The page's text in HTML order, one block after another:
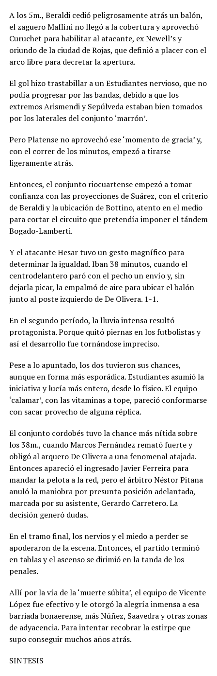
A los 5m., Beraldi cedió peligrosamente atrás un balón,
el zaguero Maffini no llegó a la cobertura y aprovechó
Curuchet para habilitar al atacante, ex Newell’s y
oriundo de la ciudad de Rojas, que definió a placer con el
arco libre para decretar la apertura.
El gol hizo trastabillar a un Estudiantes nervioso, que no
podía progresar por las bandas, debido a que los
extremos Arismendi y Sepúlveda estaban bien tomados
por los laterales del conjunto ‘marrón’.
Pero Platense no aprovechó ese ‘momento de gracia’ y,
con el correr de los minutos, empezó a tirarse
ligeramente atrás.
Entonces, el conjunto riocuartense empezó a tomar
confianza con las proyecciones de Suárez, con el criterio
de Beraldi y la ubicación de Bottino, atento en el medio
para cortar el circuito que pretendía imponer el tándem
Bogado-Lamberti.
Y el atacante Hesar tuvo un gesto magnífico para
determinar la igualdad. Iban 38 minutos, cuando el
centrodelantero paró con el pecho un envío y, sin
dejarla picar, la empalmó de aire para ubicar el balón
junto al poste izquierdo de De Olivera. 1-1.
En el segundo período, la lluvia intensa resultó
protagonista. Porque quitó piernas en los futbolistas y
así el desarrollo fue tornándose impreciso.
Pese a lo apuntado, los dos tuvieron sus chances,
aunque en forma más esporádica. Estudiantes asumió la
iniciativa y lucía más entero, desde lo físico. El equipo
‘calamar’, con las vitaminas a tope, pareció conformarse
con sacar provecho de alguna réplica.
El conjunto cordobés tuvo la chance más nítida sobre
los 38m., cuando Marcos Fernández remató fuerte y
obligó al arquero De Olivera a una fenomenal atajada.
Entonces apareció el ingresado Javier Ferreira para
mandar la pelota a la red, pero el árbitro Néstor Pitana
anuló la maniobra por presunta posición adelantada,
marcada por su asistente, Gerardo Carretero. La
decisión generó dudas.
En el tramo final, los nervios y el miedo a perder se
apoderaron de la escena. Entonces, el partido terminó
en tablas y el ascenso se dirimió en la tanda de los
penales.
Allí por la vía de la ‘muerte súbita’, el equipo de Vicente
López fue efectivo y le otorgó la alegría inmensa a esa
barriada bonaerense, más Núñez, Saavedra y otras zonas
de adyacencia. Para intentar recobrar la estirpe que
supo conseguir muchos años atrás.
SINTESIS